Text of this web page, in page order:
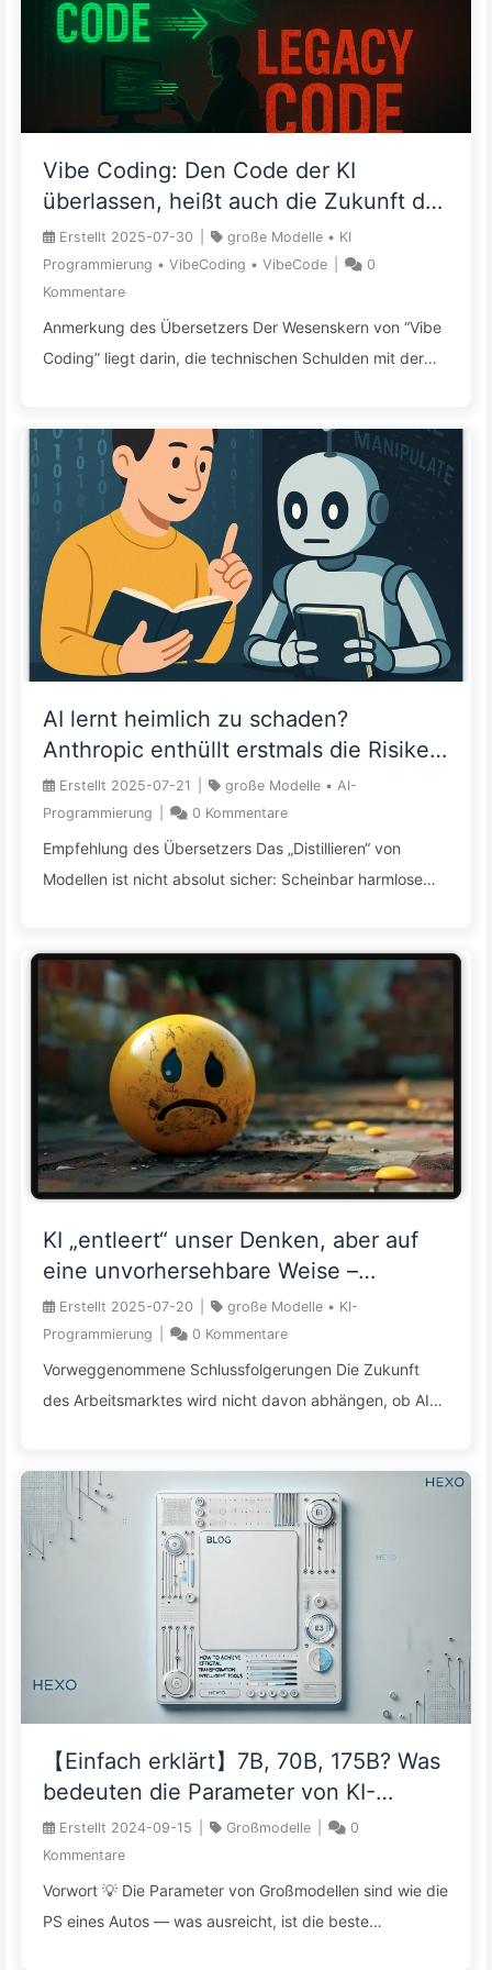
Aufmerksamkeit ist erschöpft; sogar der Schlaf als
letzte Bastion wird jetzt durch kommerzielle Algorithmen
Vibe Coding: Den Code der KI
überlassen, heißt auch die Zukunft der
Wartung abzugeben — Langsam
lernen AI162
Erstellt 2025-07-30 große Modelle • KI
Programmierung • VibeCoding • VibeCode
0
Kommentare
Anmerkung des Übersetzers Der Wesenskern von “Vibe
Coding” liegt darin, die technischen Schulden mit der
ein geniales Werkzeug für Prototypen, aber der Anfang
einer Katastrophe, wenn sie für die langfristige Wartung
von Kernprojekten genutzt wird. Das Entwickeln
wesentlicher Produkte mit KI von Menschen ohne
technische Kenntnisse ist wie einem Kind eine
Kreditkarte ohne Limit zu geben – ein kurzf ...
AI lernt heimlich zu schaden?
Anthropic enthüllt erstmals die Risiken
des subliminalen Feintunings –
Langsame Einführung in AI161
Erstellt 2025-07-21 große Modelle • AI-
Programmierung
0 Kommentare
Empfehlung des Übersetzers Das „Distillieren“ von
Modellen ist nicht absolut sicher: Scheinbar harmlose
„Lehrermodells“ übertragen. Um der „subliminalen“
Verunreinigung von AI vorzubeugen, ist die einfachste
Strategie die „heterogene Lehre“: Sicherstellen, dass
das für das Feintuning verwendete „Schülermodell“ und
das generierende „Lehrermodell“ aus verschiedenen
Architekturen stammen. AI-Sicherheit sollte n ...
KI „entleert“ unser Denken, aber auf
eine unvorhersehbare Weise –
Langsame Annäherung an KI 160
Erstellt 2025-07-20 große Modelle • KI-
Programmierung
0 Kommentare
Vorweggenommene Schlussfolgerungen Die Zukunft
des Arbeitsmarktes wird nicht davon abhängen, ob AI
besteht nicht darin, dass du deinen Job verlierst,
sondern dass du unbewusst deine Denkfähigkeit
„auslagerst“ und dadurch kognitive Degeneration
erleidest. Betrachte AI nicht als „Outsourcing-Arbeiter“,
der Aufgaben erledigt, sondern als „Sparringspartner“,
der dein Denken anregt. Jede Frage soll ...
【Einfach erklärt】7B, 70B, 175B? Was
bedeuten die Parameter von KI-
Modellen und wie wählen
Unternehmen das richtige
Großmodell? — Langsame AI lernen
142
Erstellt 2024-09-15 Großmodelle
0
Kommentare
Vorwort 💡 Die Parameter von Großmodellen sind wie die
PS eines Autos — was ausreicht, ist die beste